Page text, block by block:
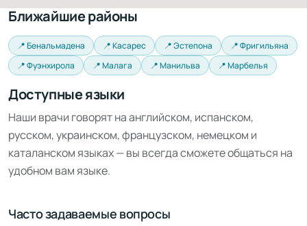
Ближайшие районы
📍 Бенальмадена 📍 Касарес 📍 Эстепона
📍 Фригильяна
📍 Фуэнхирола
📍 Малага 📍 Манильва 📍 Марбелья
Доступные языки
Наши врачи говорят на английском, испанском,
русском, украинском, французском, немецком и
каталанском языках — вы всегда сможете общаться на
удобном вам языке.
Часто задаваемые вопросы